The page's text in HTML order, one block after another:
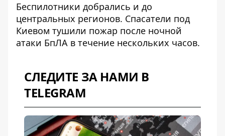
Беспилотники добрались и до
центральных регионов. Спасатели под
Киевом тушили пожар после ночной
атаки БпЛА в течение нескольких часов.
СЛЕДИТЕ ЗА НАМИ В
TELEGRAM